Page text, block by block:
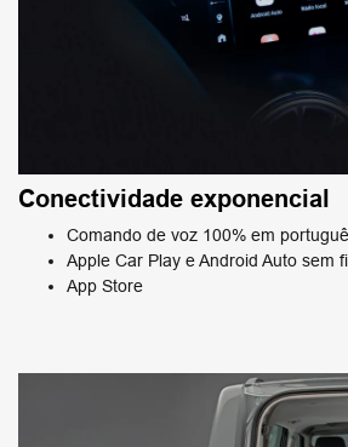
Conectividade exponencial
Comando de voz 100% em
Apple Car Play e Android Auto sem
App Store